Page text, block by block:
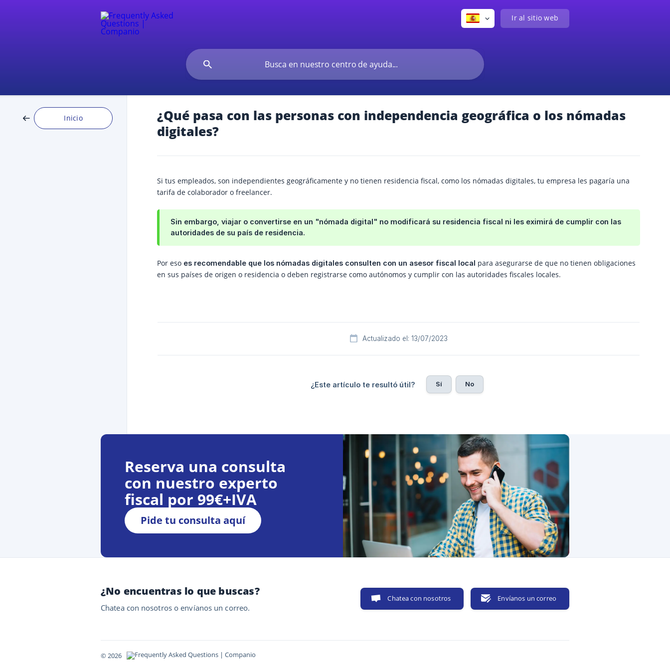
Ir al sitio web
Inicio
¿Qué pasa con las personas con independencia geográfica o los nómadas
digitales?
Si tus empleados, son independientes geográficamente y no tienen residencia fiscal, como los nómadas digitales, tu empresa les pagaría una
tarifa de colaborador o freelancer.
Sin embargo, viajar o convertirse en un "nómada digital" no modificará su residencia fiscal ni les eximirá de cumplir con las
autoridades de su país de residencia.
Por eso es recomendable que los nómadas digitales consulten con un asesor fiscal local para asegurarse de que no tienen obligaciones
en sus países de origen o residencia o deben registrarse como autónomos y cumplir con las autoridades fiscales locales.
Actualizado el: 13/07/2023
¿Este artículo te resultó útil? Sí No
Reserva una consulta
con nuestro experto
fiscal por 99€+IVA
Pide tu consulta aquí
¿No encuentras lo que buscas?
Chatea con nosotros o envíanos un correo.
Chatea con nosotros Envíanos un correo
© 2026